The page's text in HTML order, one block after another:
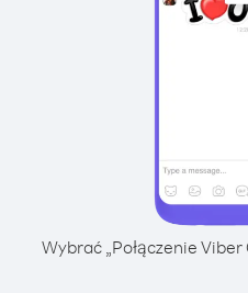
Wybrać „Połączenie